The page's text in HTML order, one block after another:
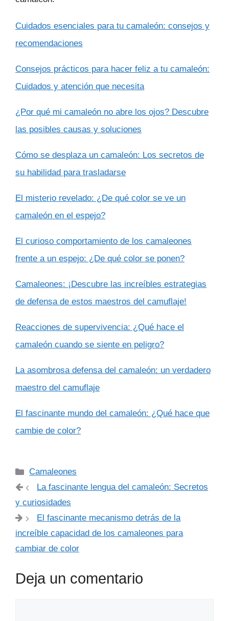
Cuidados esenciales para tu camaleón: consejos y
recomendaciones
Consejos prácticos para hacer feliz a tu camaleón:
Cuidados y atención que necesita
¿Por qué mi camaleón no abre los ojos? Descubre
las posibles causas y soluciones
Cómo se desplaza un camaleón: Los secretos de
su habilidad para trasladarse
El misterio revelado: ¿De qué color se ve un
camaleón en el espejo?
El curioso comportamiento de los camaleones
frente a un espejo: ¿De qué color se ponen?
Camaleones: ¡Descubre las increíbles estrategias
de defensa de estos maestros del camuflaje!
Reacciones de supervivencia: ¿Qué hace el
camaleón cuando se siente en peligro?
La asombrosa defensa del camaleón: un verdadero
maestro del camuflaje
El fascinante mundo del camaleón: ¿Qué hace que
cambie de color?
Categorías
Camaleones
La fascinante lengua del camaleón: Secretos
y curiosidades
El fascinante mecanismo detrás de la
increíble capacidad de los camaleones para
cambiar de color
Deja un comentario